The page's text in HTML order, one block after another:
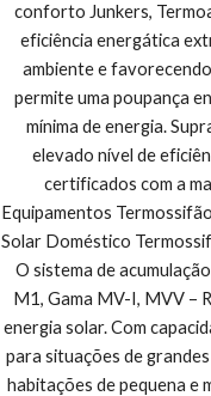
conforto Junkers,
eficiência energática
ambiente e
permite uma poupança
mínima de energia.
elevado nível de
certificados com a
Equipamentos
Solar Doméstico
O sistema de
M1, Gama MV-I, MVV –
energia solar. Com
para situações de
habitações de pequena e